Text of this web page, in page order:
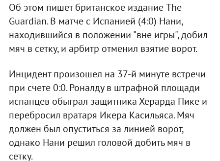
Об этом пишет британское издание The
Guardian. В матче с Испанией (4:0) Нани,
находившийся в положении "вне игры", добил
мяч в сетку, и арбитр отменил взятие ворот.
Инцидент произошел на 37-й минуте встречи
при счете 0:0. Роналду в штрафной площади
испанцев обыграл защитника Херарда Пике и
перебросил вратаря Икера Касильяса. Мяч
должен был опуститься за линией ворот,
однако Нани решил головой добить мяч в
сетку.